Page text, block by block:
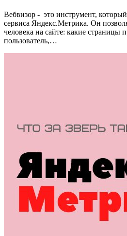
Вебвизор - это инструмент,
сервиса Яндекс.Метрика. Он
человека на сайте: какие страницы
пользователь,…